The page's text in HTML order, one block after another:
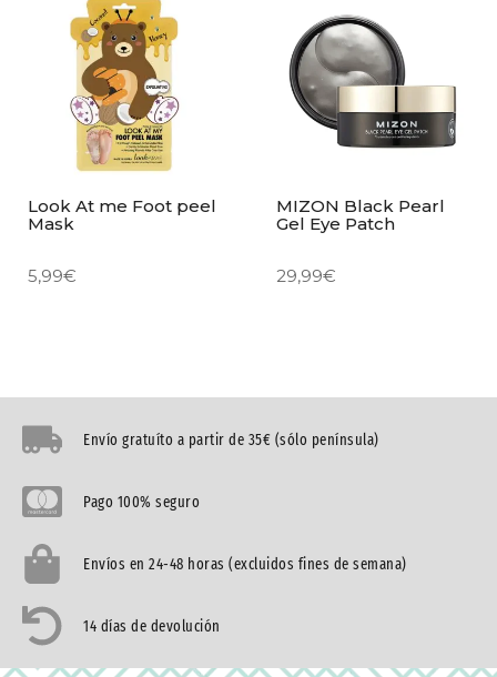
Look At me Foot peel
Mask
5,99€
MIZON Black Pearl
Gel Eye Patch
29,99€
Envío gratuíto a partir de 35€ (sólo península)
Pago 100% seguro
Envíos en 24-48 horas (excluidos fines de semana)
14 días de devolución